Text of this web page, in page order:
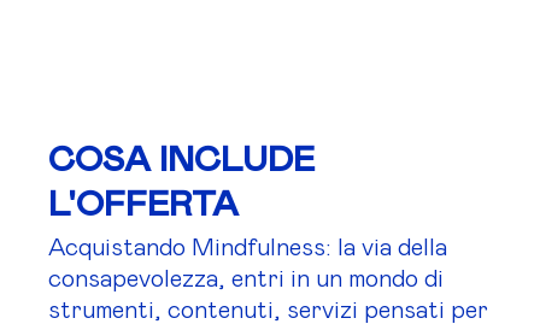
COSA INCLUDE
L'OFFERTA
Acquistando Mindfulness: la via della
consapevolezza, entri in un mondo di
strumenti, contenuti, servizi pensati per